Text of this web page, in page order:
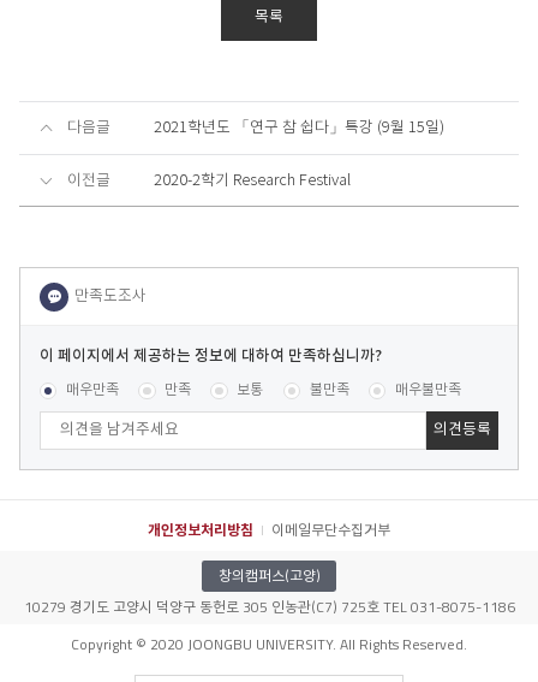
목록
다음글 2021학년도 「연구 참 쉽다」특강 (9월 15일)
이전글 2020-2학기 Research Festival
이
페
이
에
서
보
콘텐츠 만족도 조사 [평균 .24 점 / 21 명 참여]
매우만족 만족 보통 불만족 매우불만족
개인정보처리방침 이메일무단수집거부
창의캠퍼스(고양)
10279 경기도 고양시 덕양구 동헌로 305 인농관(C7) 725호 TEL 031-8075-1186
Copyright © 2020 JOONGBU UNIVERSITY. All Rights Reserved.